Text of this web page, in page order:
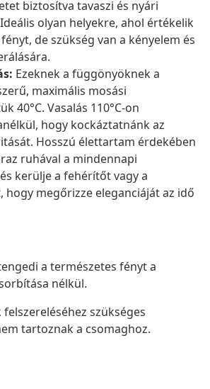
biztosítva tavaszi és nyári
olyan helyekre, ahol értékelik
de szükség van a kényelem és
Ezeknek a függönyöknek a
maximális mosási
40°C. Vasalás 110°C-on
hogy kockáztatnánk az
Hosszú élettartam érdekében
ruhával a mindennapi
kerülje a fehérítőt vagy a
hogy megőrizze eleganciáját az idő
a természetes fényt a
nélkül.
szükséges
tartoznak a csomaghoz.